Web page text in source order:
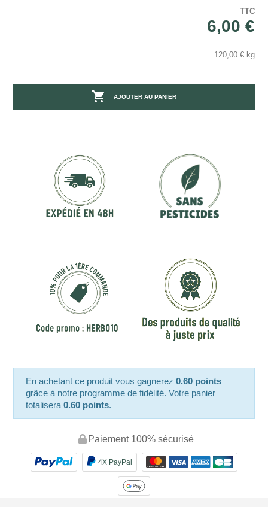
TTC
6,00 €
120,00 € kg
 AJOUTER AU PANIER
En achetant ce produit vous gagnerez0.60 points
grâce à notre programme de fidélité. Votre panier
totalisera0.60 points.
Paiement 100% sécurisé
4X PayPal